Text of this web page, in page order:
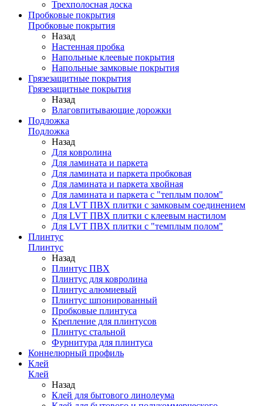
Трехполосная доска
Пробковые покрытия
Пробковые покрытия
Назад
Настенная пробка
Напольные клеевые покрытия
Напольные замковые покрытия
Грязезащитные покрытия
Грязезащитные покрытия
Назад
Влаговпитывающие дорожки
Подложка
Подложка
Назад
Для ковролина
Для ламината и паркета
Для ламината и паркета пробковая
Для ламината и паркета хвойная
Для ламината и паркета с "теплым полом"
Для LVT ПВХ плитки с замковым соединением
Для LVT ПВХ плитки с клеевым настилом
Для LVT ПВХ плитки с "темплым полом"
Плинтус
Плинтус
Назад
Плинтус ПВХ
Плинтус для ковролина
Плинтус алюмиевый
Плинтус шпонированный
Пробковые плинтуса
Крепление для плинтусов
Плинтус стальной
Фурнитура для плинтуса
Коннелюрный профиль
Клей
Клей
Назад
Клей для бытового линолеума